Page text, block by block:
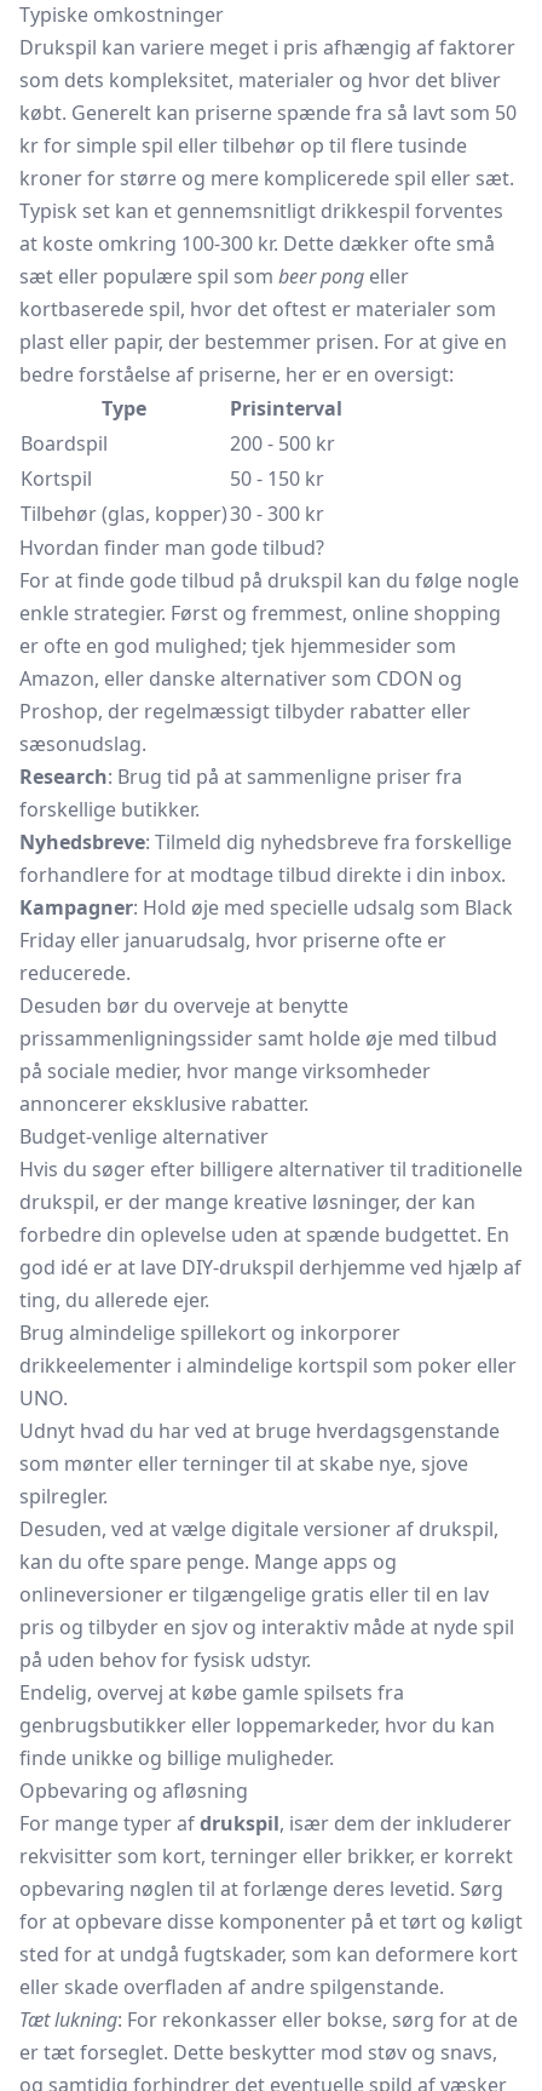
Typiske omkostninger
Drukspil kan variere meget i pris afhængig af faktorer
som dets kompleksitet, materialer og hvor det bliver
købt. Generelt kan priserne spænde fra så lavt som 50
kr for simple spil eller tilbehør op til flere tusinde
kroner for større og mere komplicerede spil eller sæt.
Typisk set kan et gennemsnitligt drikkespil forventes
at koste omkring 100-300 kr. Dette dækker ofte små
sæt eller populære spil som beer pong eller
kortbaserede spil, hvor det oftest er materialer som
plast eller papir, der bestemmer prisen. For at give en
bedre forståelse af priserne, her er en oversigt:
Type
Prisinterval
Boardspil
200 - 500 kr
Kortspil
50 - 150 kr
Tilbehør (glas, kopper)30 - 300 kr
Hvordan finder man gode tilbud?
For at finde gode tilbud på drukspil kan du følge nogle
enkle strategier. Først og fremmest, online shopping
er ofte en god mulighed; tjek hjemmesider som
Amazon, eller danske alternativer som CDON og
Proshop, der regelmæssigt tilbyder rabatter eller
sæsonudslag.
Research: Brug tid på at sammenligne priser fra
forskellige butikker.
Nyhedsbreve: Tilmeld dig nyhedsbreve fra forskellige
forhandlere for at modtage tilbud direkte i din inbox.
Kampagner: Hold øje med specielle udsalg som Black
Friday eller januarudsalg, hvor priserne ofte er
reducerede.
Desuden bør du overveje at benytte
prissammenligningssider samt holde øje med tilbud
på sociale medier, hvor mange virksomheder
annoncerer eksklusive rabatter.
Budget-venlige alternativer
Hvis du søger efter billigere alternativer til traditionelle
drukspil, er der mange kreative løsninger, der kan
forbedre din oplevelse uden at spænde budgettet. En
god idé er at lave DIY-drukspil derhjemme ved hjælp af
ting, du allerede ejer.
Brug almindelige spillekort og inkorporer
drikkeelementer i almindelige kortspil som poker eller
UNO.
Udnyt hvad du har ved at bruge hverdagsgenstande
som mønter eller terninger til at skabe nye, sjove
spilregler.
Desuden, ved at vælge digitale versioner af drukspil,
kan du ofte spare penge. Mange apps og
onlineversioner er tilgængelige gratis eller til en lav
pris og tilbyder en sjov og interaktiv måde at nyde spil
på uden behov for fysisk udstyr.
Endelig, overvej at købe gamle spilsets fra
genbrugsbutikker eller loppemarkeder, hvor du kan
finde unikke og billige muligheder.
Opbevaring og afløsning
For mange typer afdrukspil, især dem der inkluderer
rekvisitter som kort, terninger eller brikker, er korrekt
opbevaring nøglen til at forlænge deres levetid. Sørg
for at opbevare disse komponenter på et tørt og køligt
sted for at undgå fugtskader, som kan deformere kort
eller skade overfladen af andre spilgenstande.
Tæt lukning: For rekonkasser eller bokse, sørg for at de
er tæt forseglet. Dette beskytter mod støv og snavs,
og samtidig forhindrer det eventuelle spild af væsker